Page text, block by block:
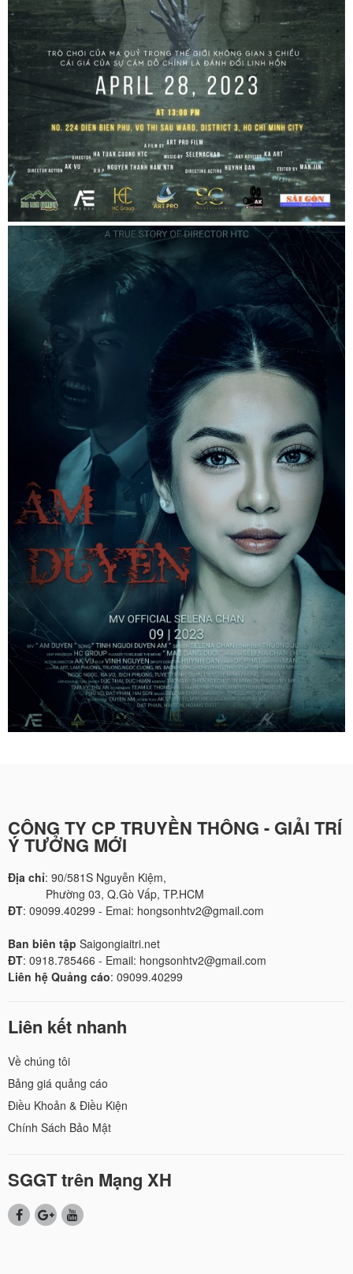
CÔNG TY CP TRUYỀN THÔNG - GIẢI TRÍ
Ý TƯỞNG MỚI
Địa chỉ: 90/581S Nguyễn Kiệm,
Phường 03, Q.Gò Vấp, TP.HCM
ĐT: 09099.40299 - Emai: hongsonhtv2@gmail.com
Ban biên tập Saigongiaitri.net
ĐT: 0918.785466 - Email: hongsonhtv2@gmail.com
Liên hệ Quảng cáo: 09099.40299
Liên kết nhanh
Về chúng tôi
Bảng giá quảng cáo
Điều Khoản & Điều Kiện
Chính Sách Bảo Mật
SGGT trên Mạng XH